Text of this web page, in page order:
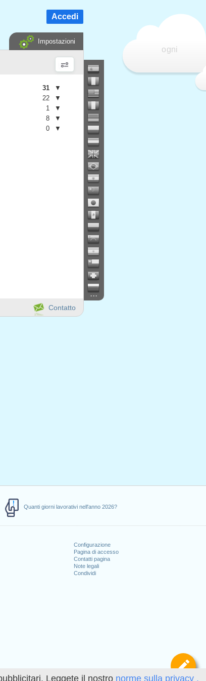
Leggete il nostro norme sulla privacy .
Quanti giorni lavorativi nell'anno 2026?
Configurazione
Pagina di accesso
Contatti pagina
Note legali
Condividi
ogni
Accedi
Impostazioni
...
Contatto
31
▼
22
▼
1
▼
8
▼
0 ▼